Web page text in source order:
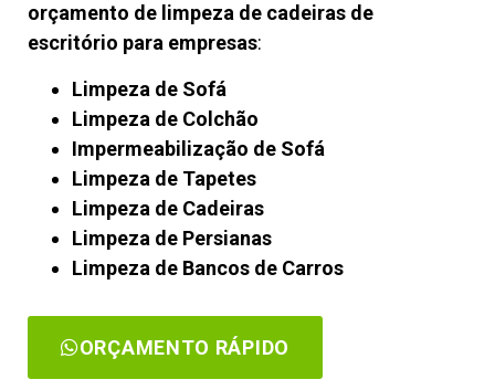
orçamento de limpeza de cadeiras de
escritório para empresas:
Limpeza de Sofá
Limpeza de Colchão
Impermeabilização de Sofá
Limpeza de Tapetes
Limpeza de Cadeiras
Limpeza de Persianas
Limpeza de Bancos de Carros
ORÇAMENTO RÁPIDO